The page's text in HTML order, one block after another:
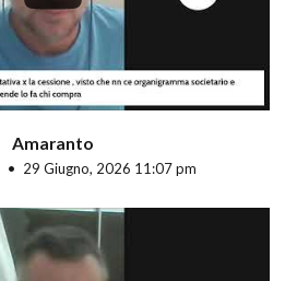
Amaranto
29 Giugno, 2026 11:07 pm